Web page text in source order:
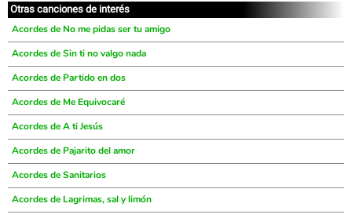
Otras canciones de interés
Acordes de No me pidas ser tu amigo
Acordes de Sin ti no valgo nada
Acordes de Partido en dos
Acordes de Me Equivocaré
Acordes de A ti Jesús
Acordes de Pajarito del amor
Acordes de Sanitarios
Acordes de Lagrimas, sal y limón